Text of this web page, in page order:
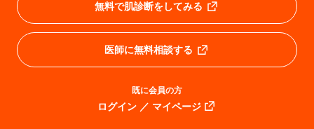
無料で肌診断をしてみる
医師に無料相談する
既に会員の方
ログイン ／ マイページ